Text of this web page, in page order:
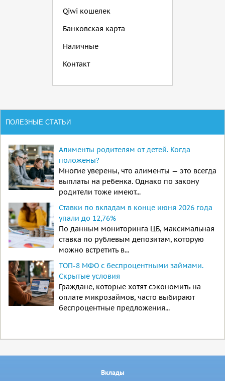
Qiwi кошелек
Банковская карта
Наличные
Контакт
ПОЛЕЗНЫЕ СТАТЬИ
Алименты родителям от детей. Когда
положены?
Многие уверены, что алименты — это всегда
выплаты на ребенка. Однако по закону
родители тоже имеют...
Ставки по вкладам в конце июня 2026 года
упали до 12,76%
По данным мониторинга ЦБ, максимальная
ставка по рублевым депозитам, которую
можно встретить в...
ТОП-8 МФО с беспроцентными займами.
Скрытые условия
Граждане, которые хотят сэкономить на
оплате микрозаймов, часто выбирают
беспроцентные предложения...
Вклады